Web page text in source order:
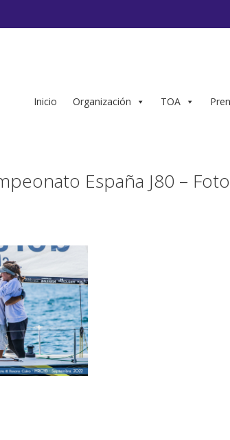
Inicio Organización TOA
España J80 –